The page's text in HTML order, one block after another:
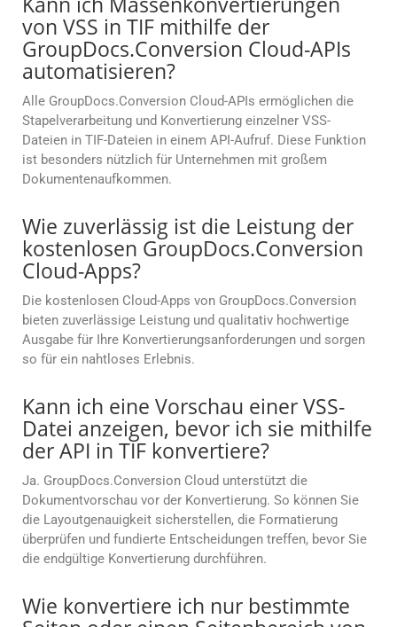
von VSS in TIF mithilfe der
GroupDocs.Conversion Cloud-APIs
automatisieren?
Alle GroupDocs.Conversion Cloud-APIs ermöglichen die
Stapelverarbeitung und Konvertierung einzelner VSS-
Dateien in TIF-Dateien in einem API-Aufruf. Diese Funktion
ist besonders nützlich für Unternehmen mit großem
Dokumentenaufkommen.
Wie zuverlässig ist die Leistung der
kostenlosen GroupDocs.Conversion
Cloud-Apps?
Die kostenlosen Cloud-Apps von GroupDocs.Conversion
bieten zuverlässige Leistung und qualitativ hochwertige
Ausgabe für Ihre Konvertierungsanforderungen und sorgen
so für ein nahtloses Erlebnis.
Kann ich eine Vorschau einer VSS-
Datei anzeigen, bevor ich sie mithilfe
der API in TIF konvertiere?
Ja. GroupDocs.Conversion Cloud unterstützt die
Dokumentvorschau vor der Konvertierung. So können Sie
die Layoutgenauigkeit sicherstellen, die Formatierung
überprüfen und fundierte Entscheidungen treffen, bevor Sie
die endgültige Konvertierung durchführen.
Wie konvertiere ich nur bestimmte